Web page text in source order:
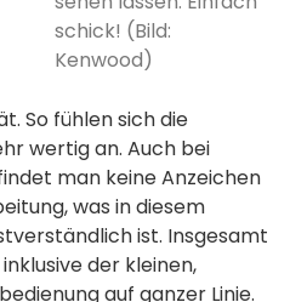
schick! (Bild:
Kenwood)
So fühlen sich die
wertig an. Auch bei
man keine Anzeichen
was in diesem
ist. Insgesamt
der kleinen,
auf ganzer Linie.